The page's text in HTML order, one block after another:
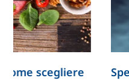
Spermatozoi creati